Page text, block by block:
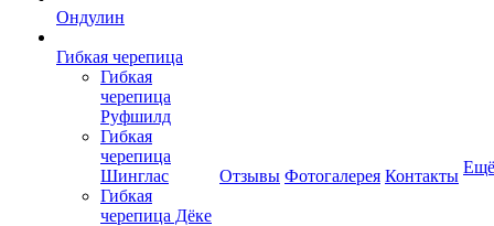
Ондулин
Гибкая черепица
Гибкая
черепица
Руфшилд
Гибкая
черепица
Шинглас
Гибкая
черепица Дёке
Отзывы Фотогалерея Контакты Ещё